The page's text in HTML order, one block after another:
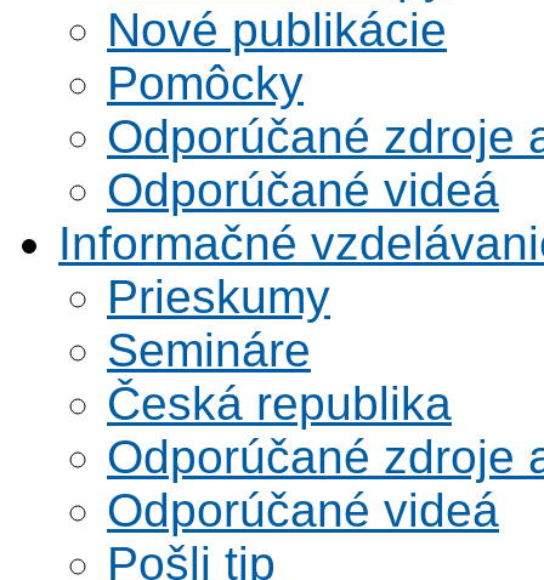
Nové publikácie
Pomôcky
Odporúčané zdroje
Odporúčané videá
Informačné
Prieskumy
Semináre
Česká republika
Odporúčané zdroje
Odporúčané videá
Pošli tip